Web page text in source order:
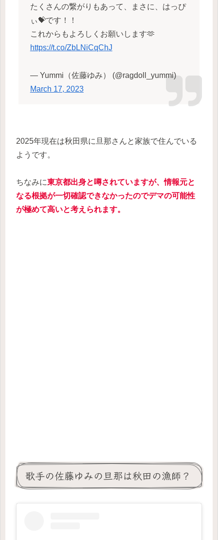
たくさんの繋がりもあって、まさに、はっぴ
ぃ💝です！！
これからもよろしくお願いします🫶
https://t.co/ZbLNiCqChJ
— Yummi（佐藤ゆみ） (@ragdoll_yummi)
March 17, 2023
2025年現在は秋田県に旦那さんと家族で住んでいる
ようです。
ちなみに東京都出身と噂されていますが、情報元と
なる根拠が一切確認できなかったのでデマの可能性
が極めて高いと考えられます。
歌手の佐藤ゆみの旦那は秋田の漁師？